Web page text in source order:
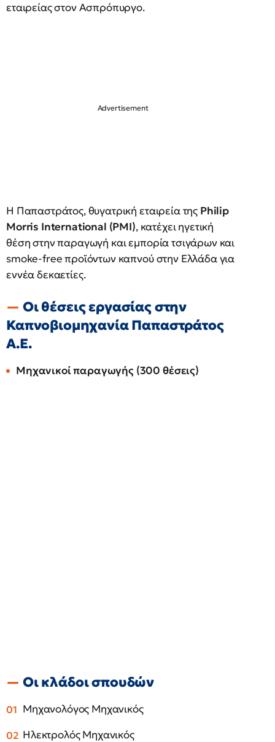
εταιρείας στον Ασπρόπυργο.
H Παπαστράτος, θυγατρική εταιρεία της Philip
Morris International (PMI), κατέχει ηγετική
θέση στην παραγωγή και εμπορία τσιγάρων και
smoke-free προϊόντων καπνού στην Ελλάδα για
εννέα δεκαετίες.
Οι θέσεις εργασίας στην
Καπνοβιομηχανία Παπαστράτος
Α.Ε.
Μηχανικοί παραγωγής (300 θέσεις)
Οι κλάδοι σπουδών
Μηχανολόγος Μηχανικός
Ηλεκτρολός Μηχανικός